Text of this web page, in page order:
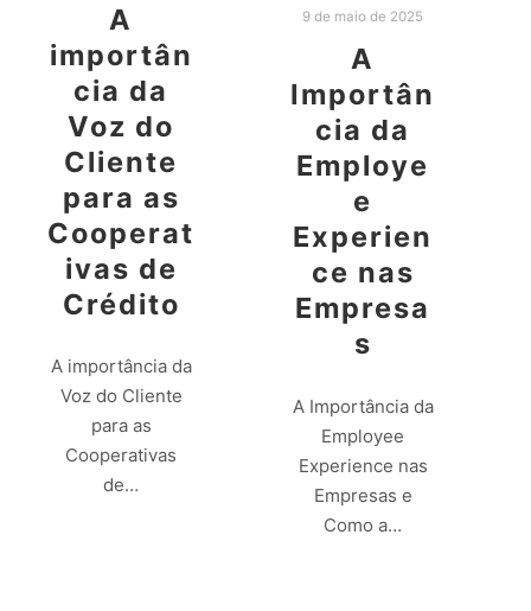
A
importân
cia da
Voz do
Cliente
para as
Cooperat
ivas de
Crédito
A importância da
Voz do Cliente
para as
Cooperativas
de…
9 de maio de 2025
A
Importân
cia da
Employe
e
Experien
ce nas
Empresa
s
A Importância da
Employee
Experience nas
Empresas e
Como a…